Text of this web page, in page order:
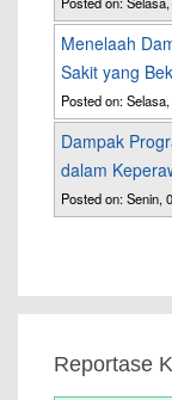
Menelaah
Sakit yang
Posted on:
Dampak
dalam
Posted on: Senin,
Reportase